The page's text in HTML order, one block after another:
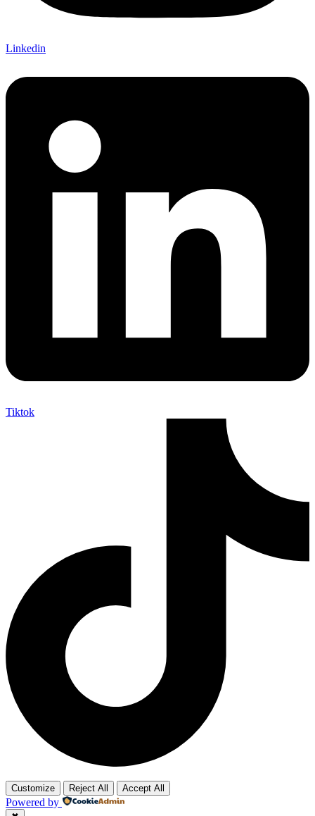
Linkedin
Tiktok
Customize Reject All Accept All
Powered by